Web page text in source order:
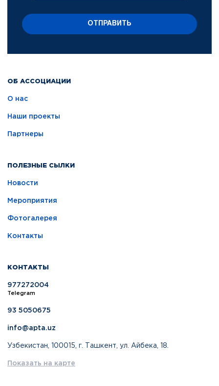
ОБ АССОЦИАЦИИ
О нас
Наши проекты
Партнеры
ПОЛЕЗНЫЕ СЫЛКИ
Новости
Мероприятия
Фотогалерея
Контакты
КОНТАКТЫ
977272004
Telegram
93 5050675
info@apta.uz
Узбекистан, 100015, г. Ташкент, ул. Айбека, 18.
Показать на карте
ОТПРАВИТЬ